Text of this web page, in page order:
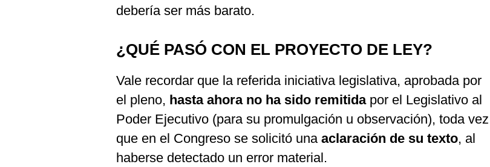
debería ser más barato.
¿QUÉ PASÓ CON EL PROYECTO DE LEY?
Vale recordar que la referida iniciativa legislativa, aprobada por
el pleno, hasta ahora no ha sido remitidapor el Legislativo al
Poder Ejecutivo (para su promulgación u observación), toda vez
que en el Congreso se solicitó una aclaración de su texto, al
haberse detectado un error material.